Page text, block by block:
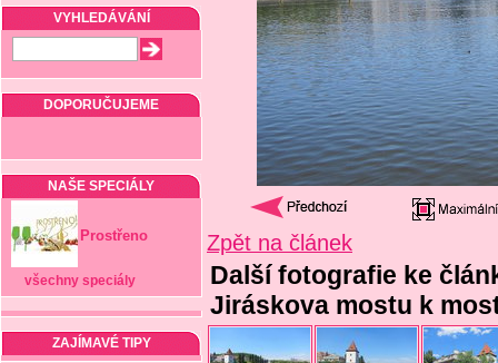
VYHLEDÁVÁNÍ
DOPORUČUJEME
NAŠE SPECIÁLY
Prostřeno
všechny speciály
ZAJÍMAVÉ TIPY
Zpět na článek
Další fotografie ke
Jiráskova mostu k